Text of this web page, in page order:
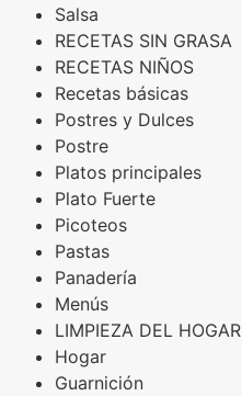
Salsa
RECETAS SIN GRASA
RECETAS NIÑOS
Recetas básicas
Postres y Dulces
Postre
Platos principales
Plato Fuerte
Picoteos
Pastas
Panadería
Menús
LIMPIEZA DEL HOGAR
Hogar
Guarnición